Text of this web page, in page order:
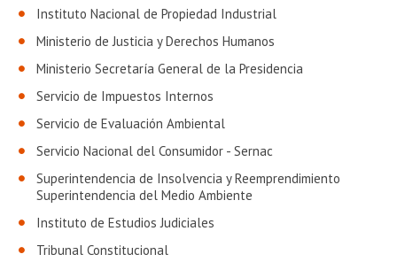
Instituto Nacional de Propiedad Industrial
Ministerio de Justicia y Derechos Humanos
Ministerio Secretaría General de la Presidencia
Servicio de Impuestos Internos
Servicio de Evaluación Ambiental
Servicio Nacional del Consumidor - Sernac
Superintendencia de Insolvencia y Reemprendimiento
Superintendencia del Medio Ambiente
Instituto de Estudios Judiciales
Tribunal Constitucional